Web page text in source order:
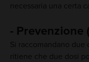
necessaria una certa
- Prevenzione
Si raccomandano due
ritiene che due dosi